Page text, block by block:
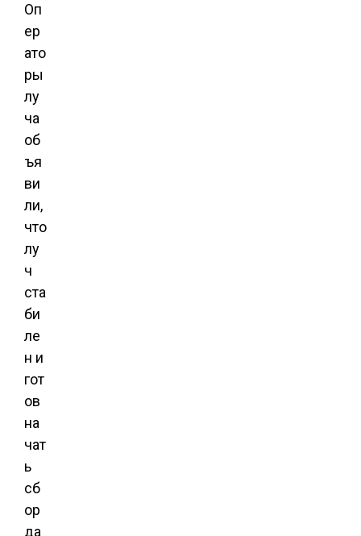
Оп
ер
ато
ры
лу
ча
об
ъя
ви
ли,
что
лу
ч
ста
би
ле
н и
гот
ов
на
чат
ь
сб
ор
да